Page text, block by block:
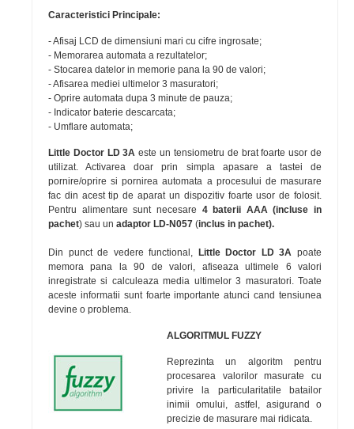
Caracteristici Principale:
- Afisaj LCD de dimensiuni mari cu cifre ingrosate;
- Memorarea automata a rezultatelor;
- Stocarea datelor in memorie pana la 90 de valori;
- Afisarea mediei ultimelor 3 masuratori;
- Oprire automata dupa 3 minute de pauza;
- Indicator baterie descarcata;
- Umflare automata;
Little Doctor LD 3A este un tensiometru de brat foarte usor de
utilizat. Activarea doar prin simpla apasare a tastei de
pornire/oprire si pornirea automata a procesului de masurare
fac din acest tip de aparat un dispozitiv foarte usor de folosit.
Pentru alimentare sunt necesare 4 baterii AAA (incluse in
pachet) sau un adaptor LD-N057 (inclus in pachet).
Din punct de vedere functional, Little Doctor LD 3A poate
memora pana la 90 de valori, afiseaza ultimele 6 valori
inregistrate si calculeaza media ultimelor 3 masuratori. Toate
aceste informatii sunt foarte importante atunci cand tensiunea
devine o problema.
ALGORITMUL FUZZY
Reprezinta un algoritm pentru
procesarea valorilor masurate cu
privire la particularitatile batailor
inimii omului, astfel, asigurand o
precizie de masurare mai ridicata.